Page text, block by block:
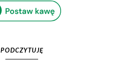
PODCZYTUJĘ